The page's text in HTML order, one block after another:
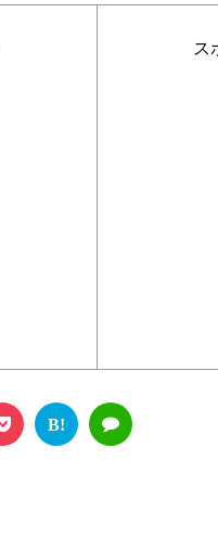
ス
B!